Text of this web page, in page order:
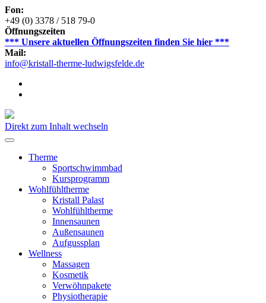
Fon:
+49 (0) 3378 / 518 79-0
Öffnungszeiten
*** Unsere aktuellen Öffnungszeiten finden Sie hier ***
Mail:
info@kristall-therme-ludwigsfelde.de
Direkt zum Inhalt wechseln
Therme
Sportschwimmbad
Kursprogramm
Wohlfühltherme
Kristall Palast
Wohlfühltherme
Innensaunen
Außensaunen
Aufgussplan
Wellness
Massagen
Kosmetik
Verwöhnpakete
Physiotherapie